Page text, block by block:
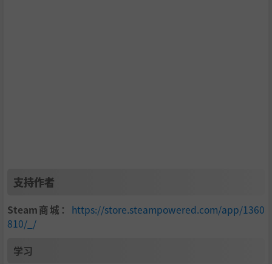
游戏设计了独特的卡牌玩法，在500多张卡牌中构建属于自
己的卡组，无论是稳扎稳打的“上班流”、高效奋斗的“加
班流”，还是趣味满满的“摸鱼流”，都能助你在职场任务
支持作者
Steam商城： https://store.steampowered.com/app/1360
810/_/
学习